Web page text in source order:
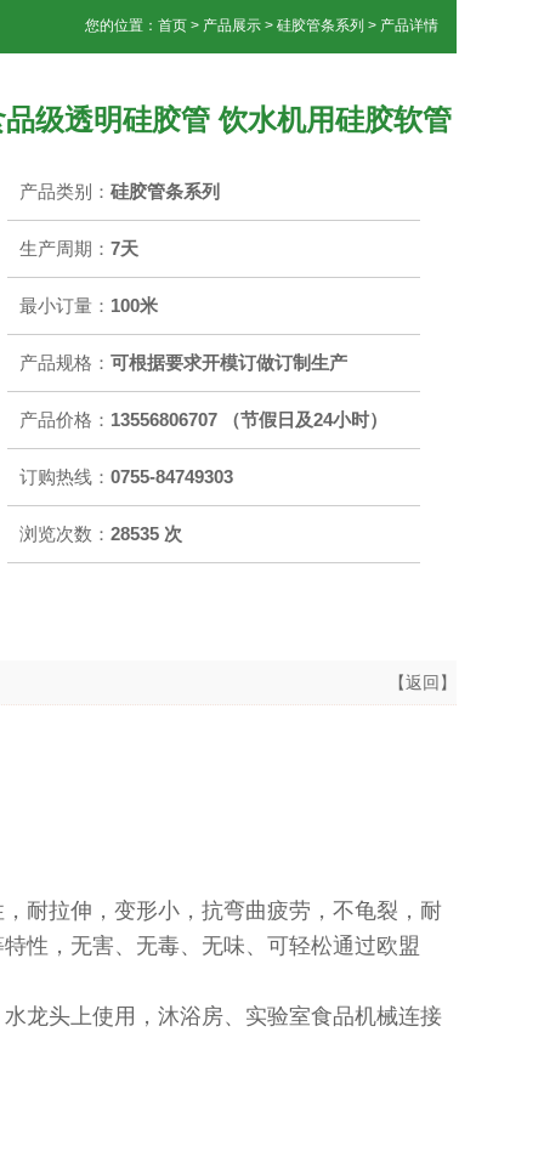
您的位置：首页 > 产品展示 > 硅胶管条系列 > 产品详情
级透明硅胶管 饮水机用硅胶软管
产品类别： 硅胶管条系列
生产周期： 7天
最小订量： 100米
产品规格： 可根据要求开模订做订制生产
产品价格： 13556806707 （节假日及24小时）
订购热线： 0755-84749303
浏览次数： 28535 次
【返回】
耐拉伸，变形小，抗弯曲疲劳，不龟裂，耐
性，无害、无毒、无味、可轻松通过欧盟
龙头上使用，沐浴房、实验室食品机械连接